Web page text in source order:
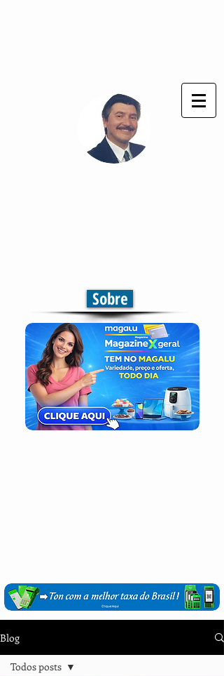
Sobre
Blog
Todos posts